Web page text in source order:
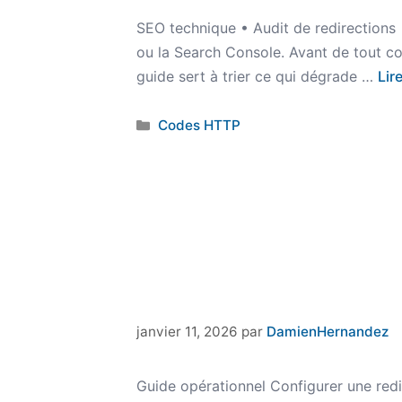
SEO technique • Audit de
ou la Search Console. Avant de tout
guide sert à trier ce qui dégrade …
Catégories
Codes HTTP
janvier 11, 2026 par DamienHernandez
Guide opérationnel Configurer une